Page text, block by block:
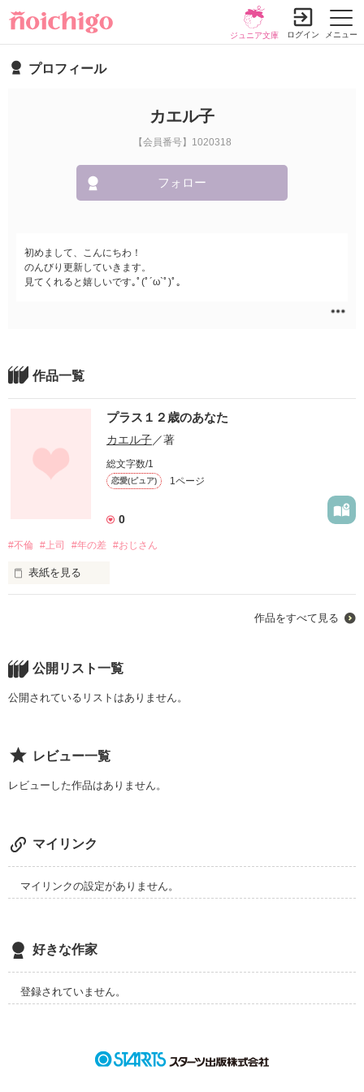
メニュー
ジュニア文庫 ログイン
プロフィール
カエル子
【会員番号】1020318
フォロー
初めまして、こんにちわ！
のんびり更新していきます。
見てくれると嬉しいです｡ﾟ(ﾟ´ω`ﾟ)ﾟ｡
作品一覧
プラス１２歳のあなた
カエル子／著
総文字数/1
恋愛(ピュア) 1ページ
0
#不倫 #上司 #年の差 #おじさん
表紙を見る
新入社員1年目の春。
私よりも12歳も上のあなた。
誰にでも優しく、
笑った顔がとても可愛いあなた。
奥さんと子供がいるあなた。
叶うはずのない恋とわかっていても抑えきれなかった。
何度思ったことか、
作品をすべて見る
公開リスト一覧
公開されているリストはありません。
レビュー一覧
レビューした作品はありません。
マイリンク
マイリンクの設定がありません。
好きな作家
登録されていません。